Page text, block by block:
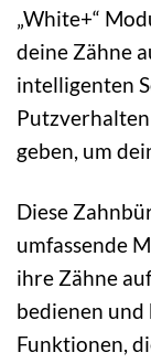
„White+“
deine Zähne
intelligenten
geben, um
Diese
umfassende
ihre Zähne
bedienen
Funktionen,